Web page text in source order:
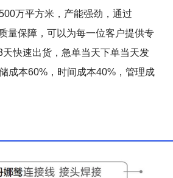
万平方米，产能强劲，通过
量保障，可以为每一位客户提供专
天快速出货，急单当天下单当天发
成本60%，时间成本40%，管理成